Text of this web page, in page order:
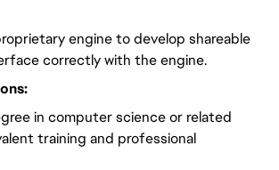
engine to develop shareable
correctly with the engine.
in computer science or related
training and professional